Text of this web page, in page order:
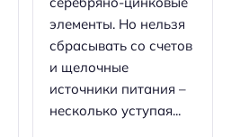
элементы. Но нельзя
сбрасывать со счетов
и щелочные
источники питания –
несколько уступая...